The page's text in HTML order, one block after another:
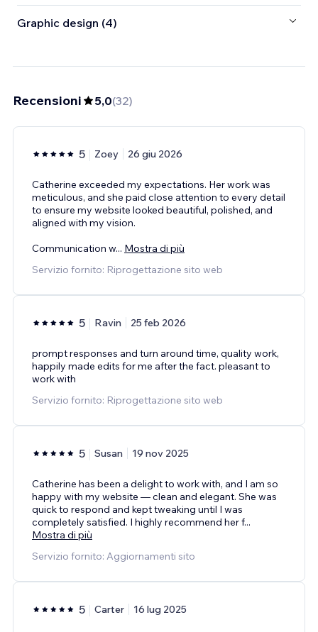
Graphic design (4)
Recensioni 5,0(32)
5 Zoey 26 giu 2026
Catherine exceeded my expectations. Her work was
meticulous, and she paid close attention to every detail
to ensure my website looked beautiful, polished, and
aligned with my vision.
Communication w... Mostra di più
Servizio fornito: Riprogettazione sito web
5 Ravin 25 feb 2026
prompt responses and turn around time, quality work,
happily made edits for me after the fact. pleasant to
work with
Servizio fornito: Riprogettazione sito web
5 Susan 19 nov 2025
Catherine has been a delight to work with, and I am so
happy with my website — clean and elegant. She was
quick to respond and kept tweaking until I was
completely satisfied. I highly recommend her f...
Mostra di più
Servizio fornito: Aggiornamenti sito
5 Carter 16 lug 2025